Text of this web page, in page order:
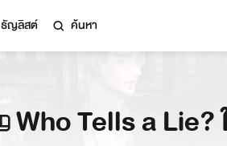
ธัญลิสต์ ค้นหา
Who Tells a Lie?